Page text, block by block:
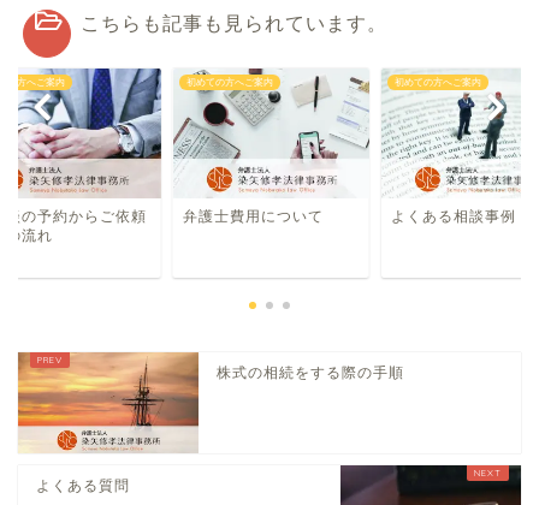
こちらも記事も見られています。
の方へご案内
談の予約からご依頼
の流れ
初めての方へご案内
弁護士費用について
初めての方へご案内
よくある相談事例
株式の相続をする際の手順
よくある質問